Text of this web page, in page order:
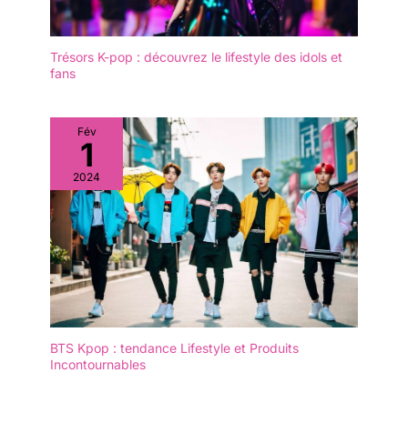
Trésors K-pop : découvrez le lifestyle des idols et
fans
Fév
1
2024
BTS Kpop : tendance Lifestyle et Produits
Incontournables